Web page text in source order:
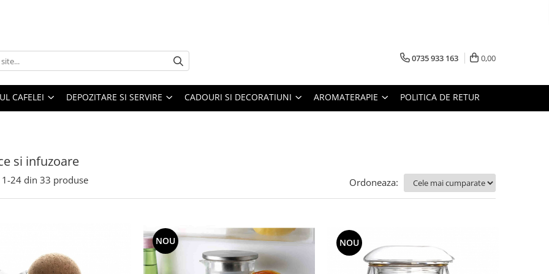
0735 933 163 0,00
CAFELEI DEPOZITARE SI SERVIRE CADOURI SI DECORATIUNI AROMATERAPIE POLITICA DE RETUR
si infuzoare
1-24 din 33 produse Ordoneaza:
NOU NOU